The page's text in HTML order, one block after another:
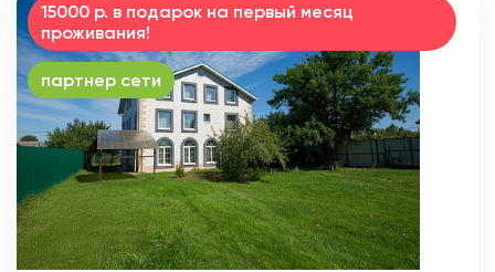
15000 р. в подарок на первый месяц
проживания!
партнер сети